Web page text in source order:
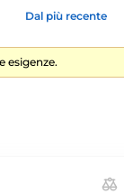
Dal più recente
esigenze.